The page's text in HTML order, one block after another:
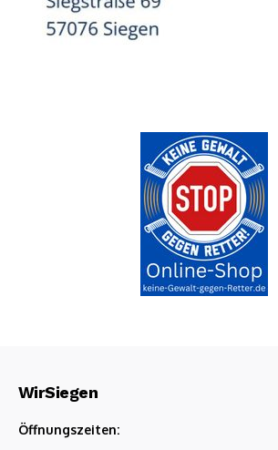
WirSiegen
Öffnungszeiten: